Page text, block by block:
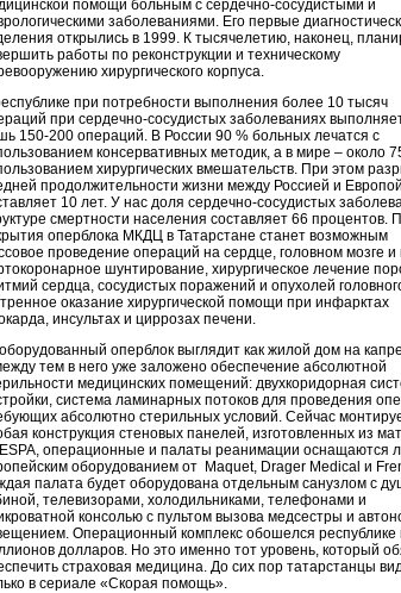
помощи больным с сердечно-сосудистыми и
заболеваниями. Его первые
открылись в 1999. К тысячелетию, наконец,
работы по реконструкции и техническому
хирургического корпуса.
при потребности выполнения более 10 тысяч
при сердечно-сосудистых заболеваниях
150-200 операций. В России 90 % больных лечатся с
консервативных методик, а в мире – около
хирургических вмешательств. При этом
продолжительности жизни между Россией и Европой
10 лет. У нас доля сердечно-сосудистых
смертности населения составляет 66 процентов.
оперблока МКДЦ в Татарстане станет возможным
проведение операций на сердце, головном мозге и
шунтирование, хирургическое лечение
сердца, сосудистых поражений и опухолей
оказание хирургической помощи при инфарктах
инсультах и циррозах печени.
оперблок выглядит как жилой дом на
тем в него уже заложено обеспечение абсолютной
медицинских помещений: двухкоридорная
система ламинарных потоков для проведения
абсолютно стерильных условий. Сейчас
конструкция стеновых панелей, изготовленных из
операционные и палаты реанимации оснащаются
оборудованием от Maquet, Drager Medical и
палата будет оборудована отдельным санузлом с
телевизорами, холодильниками, телефонами и
консолью с пультом вызова медсестры и
Операционный комплекс обошелся республике
долларов. Но это именно тот уровень, который
страховая медицина. До сих пор татарстанцы
в сериале «Скорая помощь».